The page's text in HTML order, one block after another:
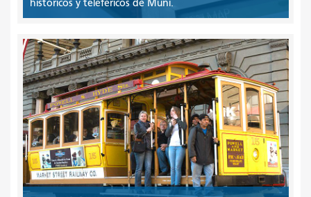
históricos y teleféricos de Muni.